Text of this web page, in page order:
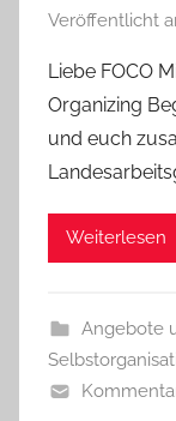
Veröffentlicht
Liebe FOCO
Organizing
und euch
Weiterlesen
Angebote